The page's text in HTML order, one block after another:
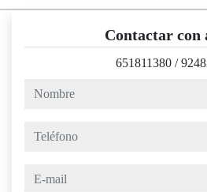
Contactar con
651811380 /
nombre
teléfono
e-mail